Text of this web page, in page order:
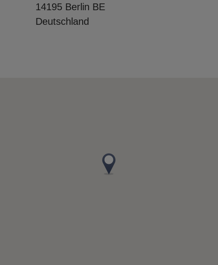
14195 Berlin BE
Deutschland